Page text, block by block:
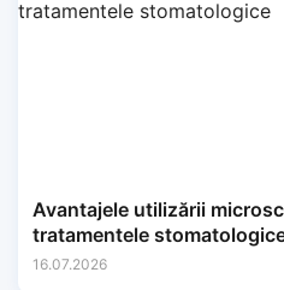
Avantajele utilizării
tratamentele
16.07.2026